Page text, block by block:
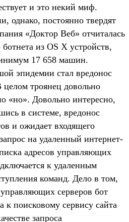
и это некий миф.
однако, постоянно твердят
«Доктор Веб» отчиталась
из OS X устройств,
17 658 машин.
эпидемии стал вредонос
троянец довольно
«но». Довольно интересно,
в системе, вредонос
и ожидает входящего
на удаленный интернет-
адресов управляющих
к удаленным
команд. Дело в том,
серверов бот
к поисковому сервису сайта
запроса